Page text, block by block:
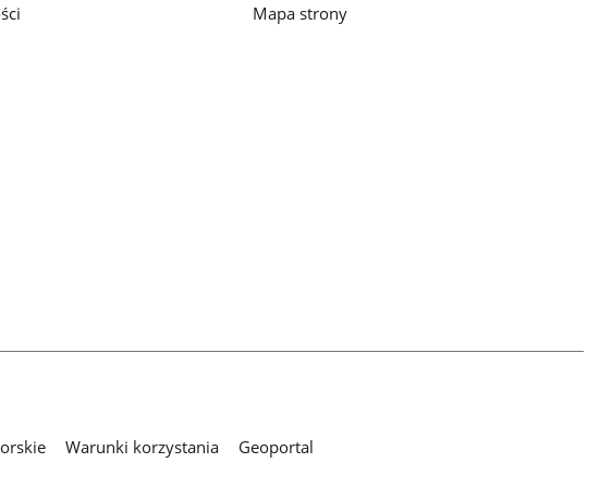
Mapa strony
Warunki korzystania
Geoportal